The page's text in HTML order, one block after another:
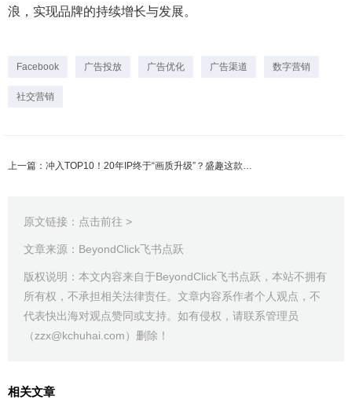
浪，实现品牌的持续增长与发展。
Facebook 广告投放 广告优化 广告渠道 数字营销
社交营销
上一篇：冲入TOP10！20年IP终于“画质升级”？盛趣这款新游数据如何？
原文链接： 点击前往 >
文章来源：BeyondClick飞书点跃
版权说明：本文内容来自于BeyondClick飞书点跃，本站不拥有
所有权，不承担相关法律责任。文章内容系作者个人观点，不
代表快出海对观点赞同或支持。如有侵权，请联系管理员
（zzx@kchuhai.com）删除！
相关文章